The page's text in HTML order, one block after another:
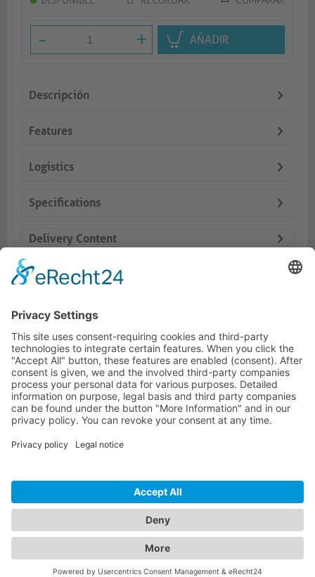
- + AÑADIR
Descripción
Features
Logistics
Specifications
Delivery Content
Dokumente
Productos similares
LÍNEA DIRECTA DE ASISTENCIA TÉCNICA
ONEAV.EU
BOLETÍN DE NOTICIAS
gastos de envío. Sólo para clientes comerciales.